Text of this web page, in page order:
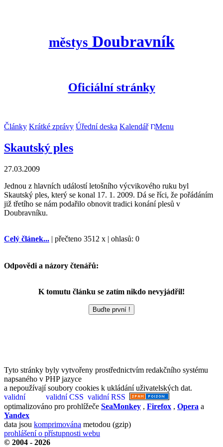
městys Doubravník
Oficiální stránky
Články Krátké zprávy Úřední deska Kalendář Menu
Skautský ples
27.03.2009
Jednou z hlavních událostí letošního výcvikového ruku byl
Skautský ples, který se konal 17. 1. 2009. Dá se říci, že pořádáním
již třetího se nám podařilo obnovit tradici konání plesů v
Doubravníku.
Celý článek... | přečteno 3512 x | ohlasů: 0
Odpovědi a názory čtenářů:
K tomutu článku se zatím nikdo nevyjádřil!
Tyto stránky byly vytvořeny prostřednictvím redakčního systému
napsaného v PHP jazyce
a nepoužívají soubory cookies k ukládání uživatelských dat.
optimalizováno pro prohlížeče SeaMonkey , Firefox , Opera a
Yandex
data jsou komprimována metodou (gzip)
prohlášení o přístupnosti webu
© 2004 - 2026